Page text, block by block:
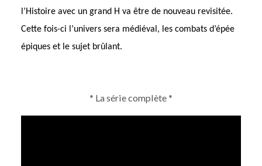
l’Histoire avec un grand H va être de nouveau revisitée.
Cette fois-ci l’univers sera médiéval, les combats d’épée
épiques et le sujet brûlant.
* La série complète *